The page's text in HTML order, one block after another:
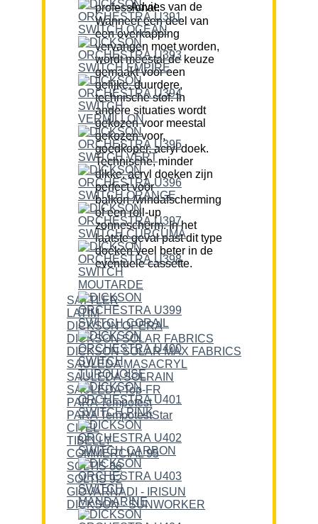
Advies van de professional:
Wanneer een deel van
een overkapping
vervangen moet worden,
wordt meestal de keuze
gemaakt voor een
gelijke, duurdere,
technische stof. In
andere situaties wordt
gekozen voor meestal
gekozen voor,
goedkoper, acryl doek.
Technische, minder
dikke, acryl doeken zijn
perfect voor
balkon-/windafscherming
of een roll-up
zonnescherm. In het
laatste geval past dit type
doeken veel beter in de
eventuele cassette.
SATTLER
LATIM
DICKSON OPERA
DICKSON SOLAR FABRICS
DICKSON SOLAR MAX FABRICS
SAULEDA MASACRYL
SAULEDA SOLRAIN
SAULEDA Top-FR
PARA Tempotest
PARA TempotestStar
CITEL
TIBELLY
COMMERCIAL 95
SOLTIS 86
SOLTIS 92
GIOVARNADI - IRISUN
DICKSON - SUNWORKER